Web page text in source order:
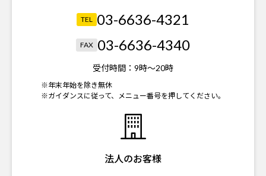
TEL 03-6636-4321
FAX 03-6636-4340
受付時間： 9時～20時
※年末年始を除き無休
※ガイダンスに従って、メニュー番号を押してください。
法人のお客様